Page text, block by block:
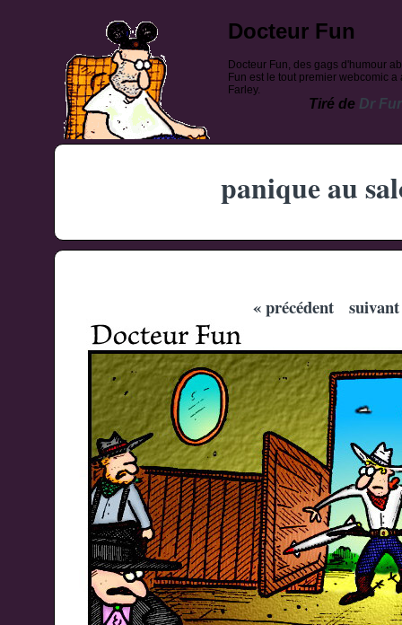
Docteur Fun
Docteur Fun, des gags d'humour
Fun est le tout premier webcomic
Farley.
Tiré de Dr
panique au
« précédent